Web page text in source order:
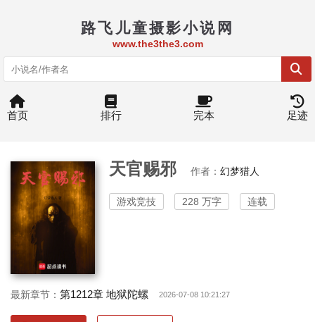
路飞儿童摄影小说网
www.the3the3.com
首页 排行 完本 足迹
天官赐邪 作者： 幻梦猎人
游戏竞技 228 万字 连载
最新章节： 第1212章 地狱陀螺 2026-07-08 10:21:27